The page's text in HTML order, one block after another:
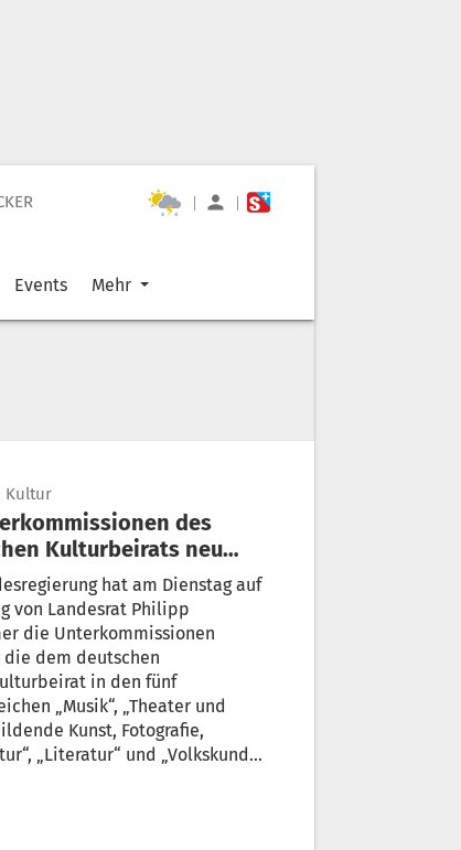
| |
Events Mehr
Kultur
Kulturbeirats neu
hat am Dienstag auf
von Landesrat Philipp
die Unterkommissionen
die dem deutschen
in den fünf
„Musik“, „Theater und
Kunst, Fotografie,
„Literatur“ und „Volkskunde,